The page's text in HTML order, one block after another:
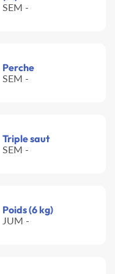
SEM -
Perche
SEM -
Triple saut
SEM -
Poids (6 kg)
JUM -